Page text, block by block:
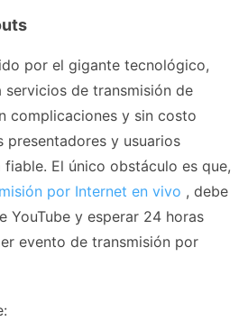
por el gigante tecnológico,
de transmisión de
complicaciones y sin costo
presentadores y usuarios
El único obstáculo es que,
por Internet en vivo , debe
YouTube y esperar 24 horas
evento de transmisión por